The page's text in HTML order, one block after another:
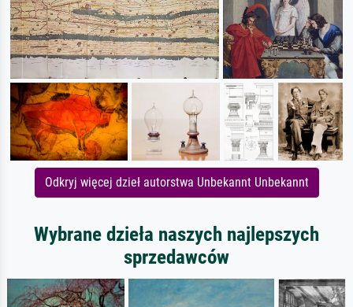
Odkryj więcej dzieł autorstwa Unbekannt Unbekannt
Wybrane dzieła naszych najlepszych
sprzedawców